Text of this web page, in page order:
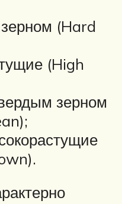
(Hard
(High
зерном